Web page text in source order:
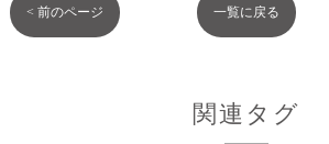
< 前のページ 一覧に戻る
関連タグ